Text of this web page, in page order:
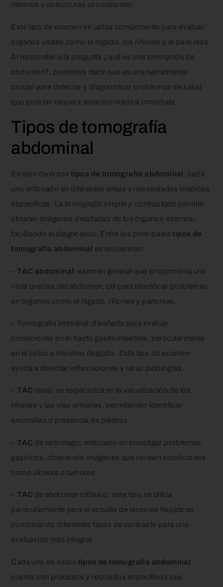
internos y estructuras circundantes.
Este tipo de examen se utiliza comúnmente para evaluar
organos vitales como el hígado, los riñones y el páncreas.
Al responder a la pregunta ¿qué es una tomografía de
abdomen? , podemos decir que es una herramienta
crucial para detectar y diagnosticar problemas de salud
que podrían requerir atención médica inmediata.
Tipos de tomografía
abdominal
Existen diversos tipos de tomografía abdominal , cada
uno enfocado en diferentes áreas y necesidades médicas
específicas. La tomografía simple y contrastada permite
obtener imágenes detalladas de los órganos internos,
facilitando el diagnóstico. Entre los principales tipos de
tomografía abdominal
se encuentran:
TAC abdominal: examen general que proporciona una
vista precisa del abdomen, útil para identificar problemas
en órganos como el hígado, riñones y páncreas.
– Tomografía intestinal: diseñada para evaluar
condiciones en el tracto gastrointestinal, particularmente
en el colon e intestino delgado. Este tipo de examen
ayuda a detectar inflamaciones y otras patologías.
TAC renal: se especializa en la visualización de los
riñones y las vías urinarias, permitiendo identificar
anomalías o presencia de piedras.
TAC de estómago: enfocado en investigar problemas
gástricos, ofreciendo imágenes que revelan condiciones
como úlceras o tumores.
TAC de abdomen trifásico: este tipo se utiliza
particularmente para el estudio de lesiones hepáticas,
combinando diferentes fases de contraste para una
evaluación más integral.
Cada uno de estos tipos de tomografía abdominal
cuenta con procesos y requisitos específicos que